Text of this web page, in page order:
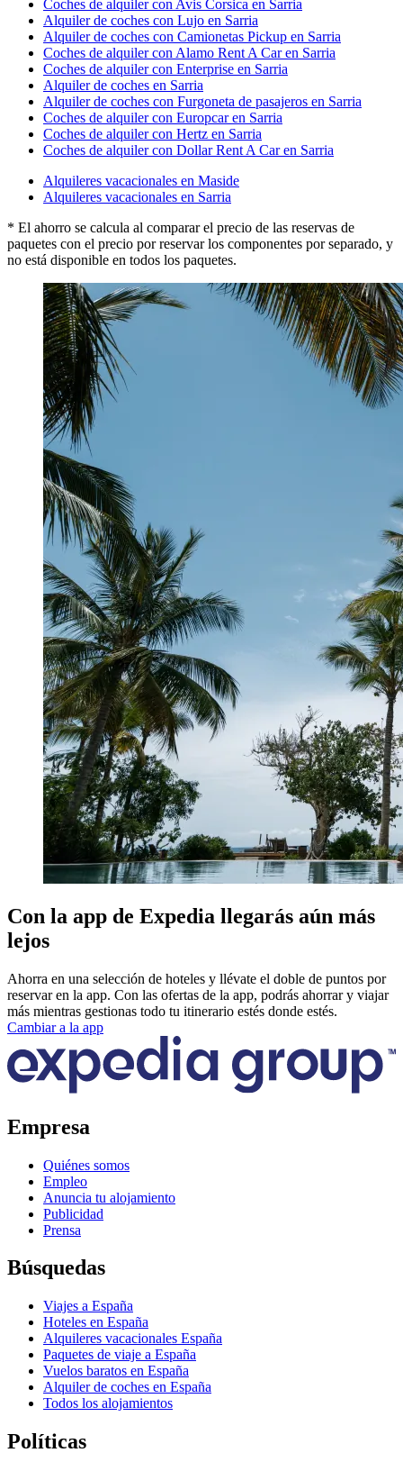
Coches de alquiler con Avis Corsica en Sarria
Alquiler de coches con Lujo en Sarria
Alquiler de coches con Camionetas Pickup en Sarria
Coches de alquiler con Alamo Rent A Car en Sarria
Coches de alquiler con Enterprise en Sarria
Alquiler de coches en Sarria
Alquiler de coches con Furgoneta de pasajeros en Sarria
Coches de alquiler con Europcar en Sarria
Coches de alquiler con Hertz en Sarria
Coches de alquiler con Dollar Rent A Car en Sarria
Alquileres vacacionales en Maside
Alquileres vacacionales en Sarria
* El ahorro se calcula al comparar el precio de las reservas de
paquetes con el precio por reservar los componentes por separado, y
no está disponible en todos los paquetes.
Con la app de Expedia llegarás aún más
lejos
Ahorra en una selección de hoteles y llévate el doble de puntos por
reservar en la app. Con las ofertas de la app, podrás ahorrar y viajar
más mientras gestionas todo tu itinerario estés donde estés.
Cambiar a la app
Empresa
Quiénes somos
Empleo
Anuncia tu alojamiento
Publicidad
Prensa
Búsquedas
Viajes a España
Hoteles en España
Alquileres vacacionales España
Paquetes de viaje a España
Vuelos baratos en España
Alquiler de coches en España
Todos los alojamientos
Políticas